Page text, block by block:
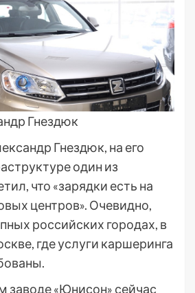
Гнездюк
Гнездюк, на его
один из
что «зарядки есть на
центров». Очевидно,
российских городах, в
где услуги каршеринга
заводе «Юнисон» сейчас